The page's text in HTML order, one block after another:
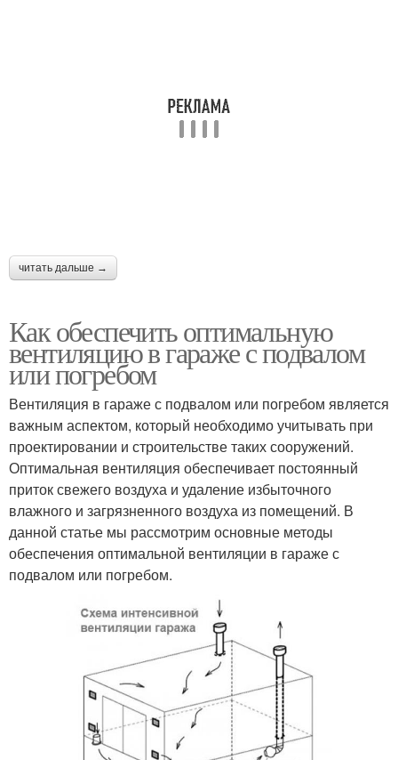
Вентиляции в погребе
Гараж в долгосрочной
перспективе
Вентиляции в
предотвращении
Плесени в гараже
Вентиляции на
состояние
Имущества в
неотапливаемом гараже
Гараж в зимний период
Отопление в гараже
Вытяжки в
металлическом гараже
Комбинированная
вентиляция
читать дальше →
Как обеспечить оптимальную
вентиляцию в гараже с подвалом
или погребом
Вентиляция в гараже с подвалом или погребом является
важным аспектом, который необходимо учитывать при
проектировании и строительстве таких сооружений.
Оптимальная вентиляция обеспечивает постоянный
приток свежего воздуха и удаление избыточного
влажного и загрязненного воздуха из помещений. В
данной статье мы рассмотрим основные методы
обеспечения оптимальной вентиляции в гараже с
подвалом или погребом.